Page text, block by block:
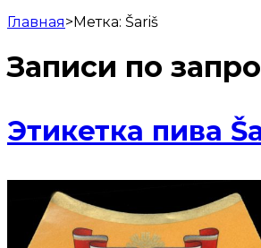
Главная>Метка: Šariš
Записи по
Этикетка пива